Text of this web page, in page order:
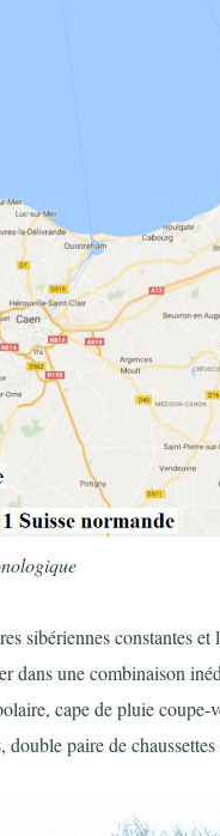
sibériennes constantes
dans une combinaison
cape de pluie coupe-
paire de chaussettes